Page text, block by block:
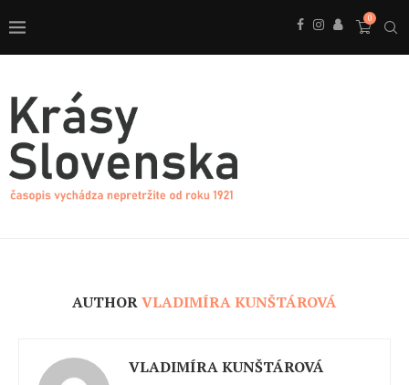
0
AUTHORVLADIMÍRA KUNŠTÁROVÁ
VLADIMÍRA KUNŠTÁROVÁ